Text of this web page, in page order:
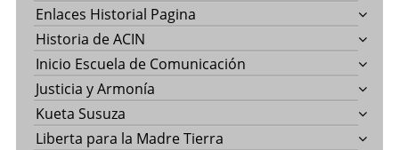
Enlaces Historial Pagina
Historia de ACIN
Inicio Escuela de Comunicación
Justicia y Armonía
Kueta Susuza
Liberta para la Madre Tierra